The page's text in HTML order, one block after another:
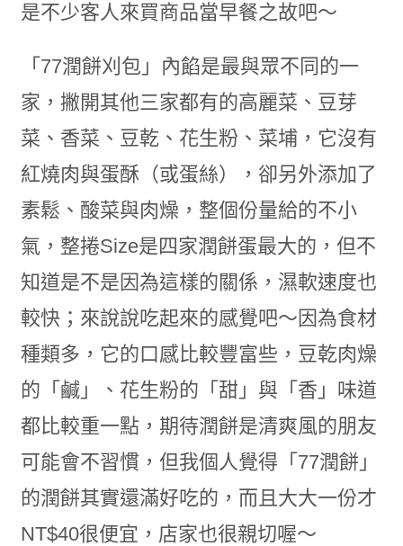
是不少客人來買商品當早餐之故吧～
「77潤餅刈包」內餡是最與眾不同的一
家，撇開其他三家都有的高麗菜、豆芽
菜、香菜、豆乾、花生粉、菜埔，它沒有
紅燒肉與蛋酥（或蛋絲），卻另外添加了
素鬆、酸菜與肉燥，整個份量給的不小
氣，整捲Size是四家潤餅蛋最大的，但不
知道是不是因為這樣的關係，濕軟速度也
較快；來說說吃起來的感覺吧～因為食材
種類多，它的口感比較豐富些，豆乾肉燥
的「鹹」、花生粉的「甜」與「香」味道
都比較重一點，期待潤餅是清爽風的朋友
可能會不習慣，但我個人覺得「77潤餅」
的潤餅其實還滿好吃的，而且大大一份才
NT$40很便宜，店家也很親切喔～